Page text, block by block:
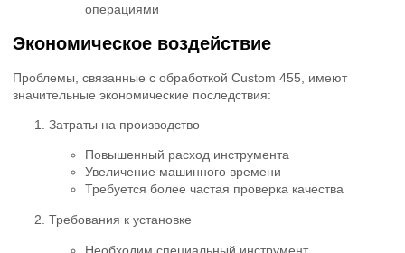
операциями
Экономическое воздействие
Проблемы, связанные с обработкой Custom 455, имеют
значительные экономические последствия:
Затраты на производство
Повышенный расход инструмента
Увеличение машинного времени
Требуется более частая проверка качества
Требования к установке
Необходим специальный инструмент